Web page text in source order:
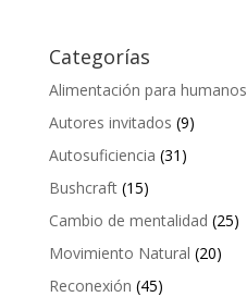
Categorías
Alimentación para humanos
Autores invitados (9)
Autosuficiencia (31)
Bushcraft(15)
Cambio de mentalidad (25)
Movimiento Natural (20)
Reconexión (45)